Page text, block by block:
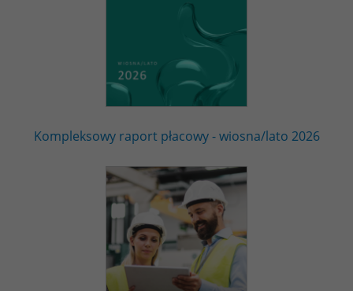
Kompleksowy raport płacowy - wiosna/lato 2026